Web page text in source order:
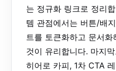
는 정규화 링크로 정리
템 관점에서는 버튼/배
트를 토큰화하고 문서
것이 유리합니다. 마지
히어로 카피, 1차 CTA